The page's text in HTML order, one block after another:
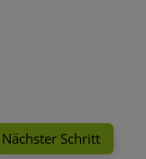
Nächster Schritt